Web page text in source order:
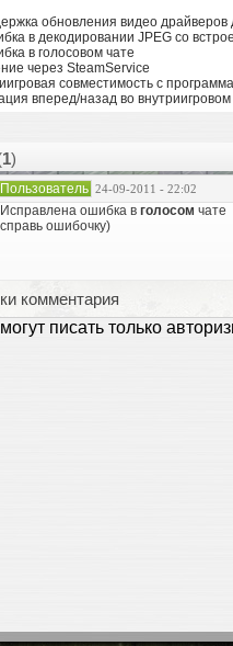
обновления видео драйверов
в декодировании JPEG со
в голосовом чате
через SteamService
совместимость с
вперед/назад во
1)
Пользователь 24-09-2011 - 22:02
ошибка в голосом чате
ошибочку)
комментария
писать только